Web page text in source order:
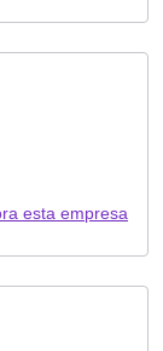
esta empresa